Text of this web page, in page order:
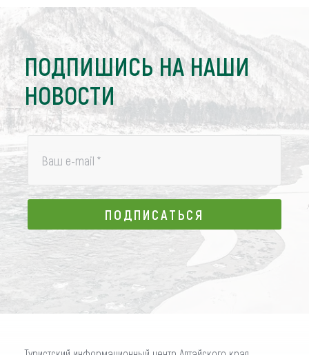
ПОДПИШИСЬ НА НАШИ
НОВОСТИ
Ваш e-mail *
ПОДПИСАТЬСЯ
ПОДПИСАТЬСЯ